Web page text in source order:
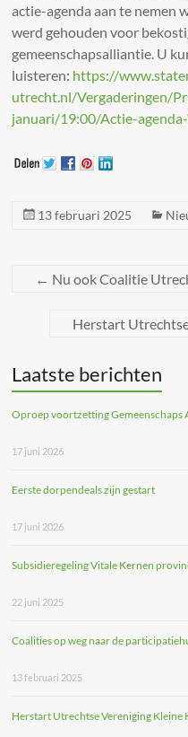
actie-agenda aan te nemen
werd gehouden voor
gemeenschapsalliantie. U
luisteren: https://
utrecht.nl/Vergaderingen/
januari/19:00/Actie-
13 februari 2025
← Nu ook Coalitie
Herstart
Laatste berichten
Oproep voortzetting Gemeenschaps
17 juni 2026
Eerste dorpendeals zijn gestart
17 juni 2026
Subsidieregeling Vitale Kernen
22 juni 2025
Coalities op weg naar de
13 februari 2025
Herstart Utrechtse Vereniging Kleine